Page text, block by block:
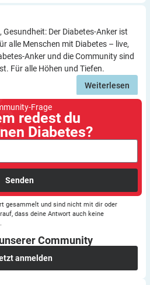
Der Diabetes-Anker ist
alle Menschen mit Diabetes – live,
Anker und die Community sind
Für alle Höhen und Tiefen.
Weiterlesen
Frage
redest du
Diabetes?
Senden
gesammelt und sind nicht mit dir oder
dass deine Antwort auch keine
Community
anmelden